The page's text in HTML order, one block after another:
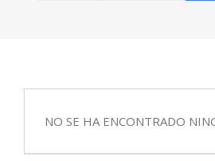
Eventos
NO SE HA ENCONTRADO